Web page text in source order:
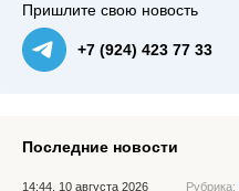
Пришлите свою новость
+7 (924) 423 77 33
Последние новости
14:44, 10 августа 2026 Рубрика: